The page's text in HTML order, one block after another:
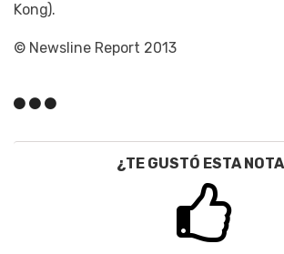
Kong).
© Newsline Report 2013
¿TE GUSTÓ ESTA